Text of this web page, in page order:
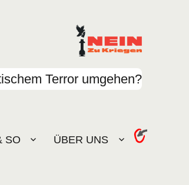
Terror umgehen?
SO ÜBER UNS